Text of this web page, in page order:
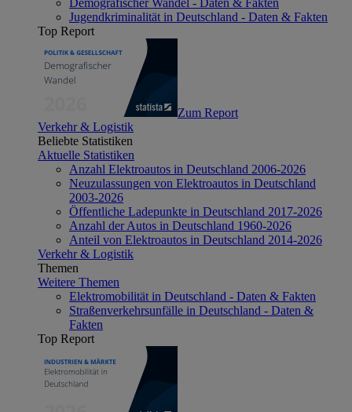
Jugendkriminalität in Deutschland - Daten & Fakten
Top Report
Zum Report
Verkehr & Logistik
Beliebte Statistiken
Aktuelle Statistiken
Anzahl Elektroautos in Deutschland 2006-2026
Neuzulassungen von Elektroautos in Deutschland
2003-2026
Öffentliche Ladepunkte in Deutschland 2017-2026
Anzahl der Autos in Deutschland 1960-2026
Anteil von Elektroautos in Deutschland 2014-2026
Verkehr & Logistik
Themen
Weitere Themen
Elektromobilität in Deutschland - Daten & Fakten
Straßenverkehrsunfälle in Deutschland - Daten &
Fakten
Top Report